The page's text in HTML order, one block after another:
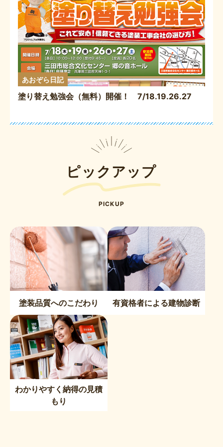
あおぞら日記
塗り替え勉強会（無料）開催！ 7/18.19.26.27
ピックアップ
PICKUP
塗装品質へのこだわり 有資格者による建物診断
わかりやすく納得の見積
もり